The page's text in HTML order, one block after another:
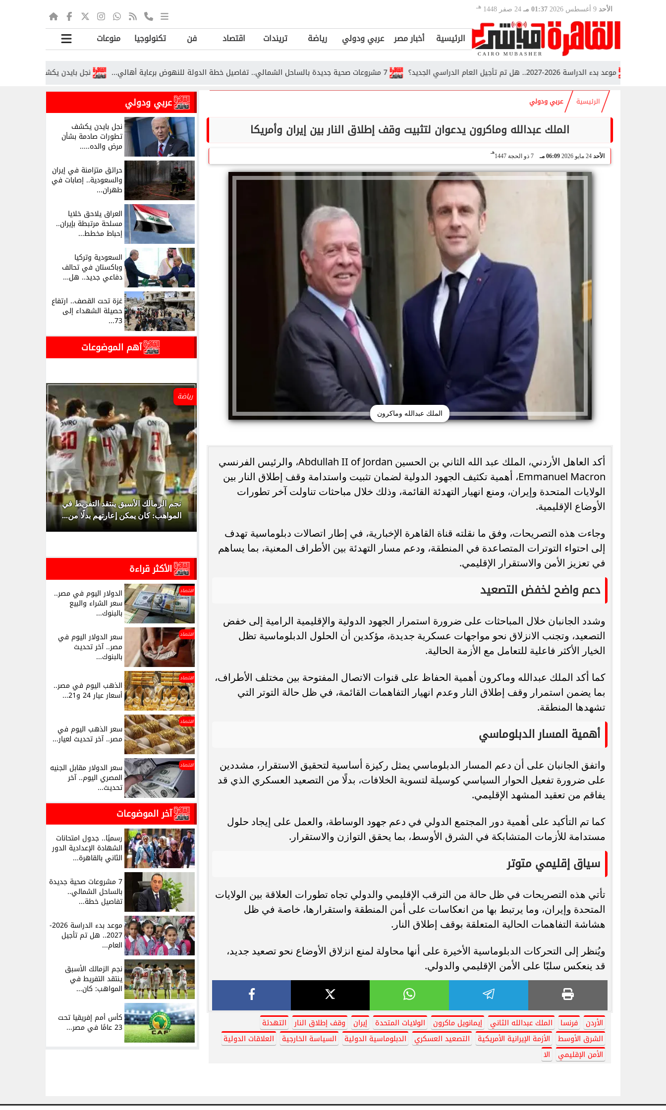
الأحد 01:37 مـ 24 صفر 1448 هـ
الرئيسية أخبار مصر عربي ودولي رياضة تريندات اقتصاد فن تكنولوجيا منوعات
نجل بايدن يكشف تطورات صادمة 7 مشروعات صحية جديدة بالساحل الشمالي.. تفاصيل خطة الدولة للنهوض برعاية أهالي... موعد بدء الدراسة 2026-2027.. هل تم تأجيل العام الدراسي الجديد؟
الرئيسية عربي ودولي
الملك عبدالله وماكرون يدعوان لتثبيت وقف إطلاق النار بين إيران وأمريكا
الأحد 24 مايو 2026 06:09 مـ 7 ذو الحجة 1447
هـ
الملك عبدالله وماكرون
أكد العاهل الأردني، الملك عبد الله الثاني بن الحسين Abdullah II of Jordan، والرئيس الفرنسي
Emmanuel Macron، أهمية تكثيف الجهود الدولية لضمان تثبيت واستدامة وقف إطلاق النار بين
الولايات المتحدة وإيران، ومنع انهيار التهدئة القائمة، وذلك خلال مباحثات تناولت آخر تطورات
الأوضاع الإقليمية.
وجاءت هذه التصريحات، وفق ما نقلته قناة القاهرة الإخبارية، في إطار اتصالات دبلوماسية تهدف
إلى احتواء التوترات المتصاعدة في المنطقة، ودعم مسار التهدئة بين الأطراف المعنية، بما يساهم
في تعزيز الأمن والاستقرار الإقليمي.
دعم واضح لخفض التصعيد
وشدد الجانبان خلال المباحثات على ضرورة استمرار الجهود الدولية والإقليمية الرامية إلى خفض
التصعيد، وتجنب الانزلاق نحو مواجهات عسكرية جديدة، مؤكدين أن الحلول الدبلوماسية تظل
الخيار الأكثر فاعلية للتعامل مع الأزمة الحالية.
كما أكد الملك عبدالله وماكرون أهمية الحفاظ على قنوات الاتصال المفتوحة بين مختلف الأطراف،
بما يضمن استمرار وقف إطلاق النار وعدم انهيار التفاهمات القائمة، في ظل حالة التوتر التي
تشهدها المنطقة.
أهمية المسار الدبلوماسي
واتفق الجانبان على أن دعم المسار الدبلوماسي يمثل ركيزة أساسية لتحقيق الاستقرار، مشددين
على ضرورة تفعيل الحوار السياسي كوسيلة لتسوية الخلافات، بدلًا من التصعيد العسكري الذي قد
يفاقم من تعقيد المشهد الإقليمي.
كما تم التأكيد على أهمية دور المجتمع الدولي في دعم جهود الوساطة، والعمل على إيجاد حلول
مستدامة للأزمات المتشابكة في الشرق الأوسط، بما يحقق التوازن والاستقرار.
سياق إقليمي متوتر
تأتي هذه التصريحات في ظل حالة من الترقب الإقليمي والدولي تجاه تطورات العلاقة بين الولايات
المتحدة وإيران، وما يرتبط بها من انعكاسات على أمن المنطقة واستقرارها، خاصة في ظل
هشاشة التفاهمات الحالية المتعلقة بوقف إطلاق النار.
ويُنظر إلى التحركات الدبلوماسية الأخيرة على أنها محاولة لمنع انزلاق الأوضاع نحو تصعيد جديد،
قد ينعكس سلبًا على الأمن الإقليمي والدولي.
الأردن فرنسا الملك عبدالله الثاني إيمانويل ماكرون الولايات المتحدة إيران وقف إطلاق النار
التهدئة
الشرق الأوسط
الأزمة الإيرانية الأمريكية التصعيد العسكري الدبلوماسية الدولية السياسة الخارجية
العلاقات الدولية
الأمن الإقليمي
الا
عربي ودولي
نجل بايدن يكشف
تطورات صادمة بشأن
مرض والده.....
حرائق متزامنة في إيران
والسعودية.. إصابات في
طهران...
العراق يلاحق خلايا
مسلحة مرتبطة بإيران..
إحباط مخطط...
السعودية وتركيا
وباكستان في تحالف
دفاعي جديد.. هل...
غزة تحت القصف.. ارتفاع
حصيلة الشهداء إلى
73...
آهم الموضوعات
رسميًا.. جدول امتحانات الشهادة الإعدادية
رياضة
نجم الزمالك الأسبق ينتقد التفريط في
المواهب: كان يمكن إعارتهم بدلًا من...
الأكثر قراءة
اقتصاد الدولار اليوم في مصر..
سعر الشراء والبيع
بالبنوك...
اقتصاد سعر الدولار اليوم في
مصر.. آخر تحديث
بالبنوك...
اقتصاد
الذهب اليوم في مصر..
أسعار عيار 24 و21...
اقتصاد
سعر الذهب اليوم في
مصر.. آخر تحديث لعيار...
اقتصاد سعر الدولار مقابل الجنيه
المصري اليوم.. آخر
تحديث...
آخر الموضوعات
رسميًا.. جدول امتحانات
الشهادة الإعدادية الدور
الثاني بالقاهرة...
7 مشروعات صحية جديدة
بالساحل الشمالي..
تفاصيل خطة...
موعد بدء الدراسة 2026-
2027.. هل تم تأجيل
العام...
نجم الزمالك الأسبق
ينتقد التفريط في
المواهب: كان...
كأس أمم إفريقيا تحت
23 عامًا في مصر...